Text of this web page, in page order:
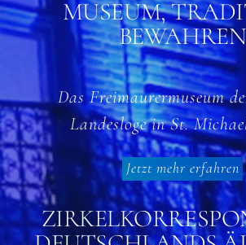
MUSEUM,
BEWAHREN
Das Freimaurermuseum
Landesloge in St.
Jetzt mehr erfahren